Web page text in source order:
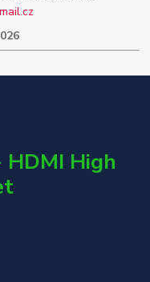
HDMI High